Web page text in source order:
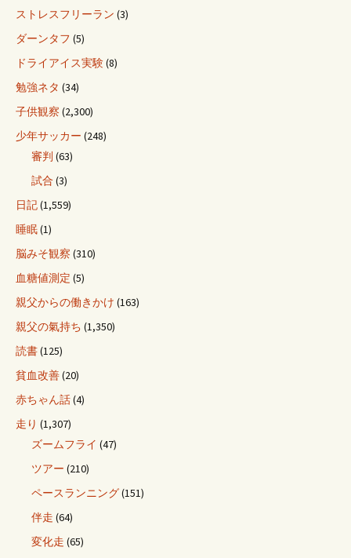
ストレスフリーラン (3)
ダーンタフ (5)
ドライアイス実験(8)
勉強ネタ (34)
子供観察 (2,300)
少年サッカー (248)
審判 (63)
試合 (3)
日記(1,559)
睡眠(1)
脳みそ観察 (310)
血糖値測定 (5)
親父からの働きかけ (163)
親父の氣持ち (1,350)
読書(125)
貧血改善(20)
赤ちゃん話(4)
走り (1,307)
ズームフライ (47)
ツアー (210)
ペースランニング(151)
伴走 (64)
変化走 (65)